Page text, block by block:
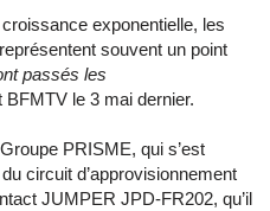
exponentielle, les
souvent un point
passés les
BFMTV le 3 mai dernier.
PRISME, qui s’est
circuit d’approvisionnement
JUMPER JPD-FR202, qu’il